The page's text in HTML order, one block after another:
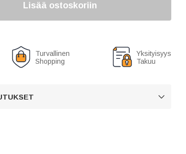
Lisää ostoskoriin
Turvallinen
Shopping
Yksityisyys
Takuu
